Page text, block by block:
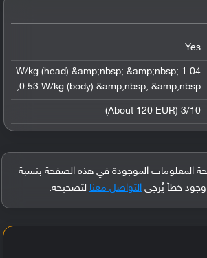
Yes
1.04 W/kg (head) &amp;nbsp; &amp;nbsp;
0.53 W/kg (body) &amp;nbsp; &amp;nbsp;
3/10 (About 120 EUR)
المعلومات الموجودة في هذه الصفحة بنسبة
التواصل معنا لتصحيحه.